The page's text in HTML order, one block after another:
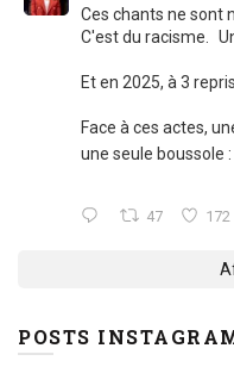
Ces chants ne sont
C'est du racisme.
Et en 2025, à 3
Face à ces actes,
une seule boussole :
47 172
POSTS